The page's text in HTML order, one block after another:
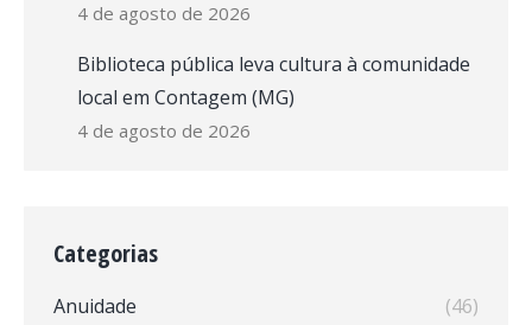
4 de agosto de 2026
Biblioteca pública leva cultura à comunidade
local em Contagem (MG)
4 de agosto de 2026
Categorias
Anuidade
(46)